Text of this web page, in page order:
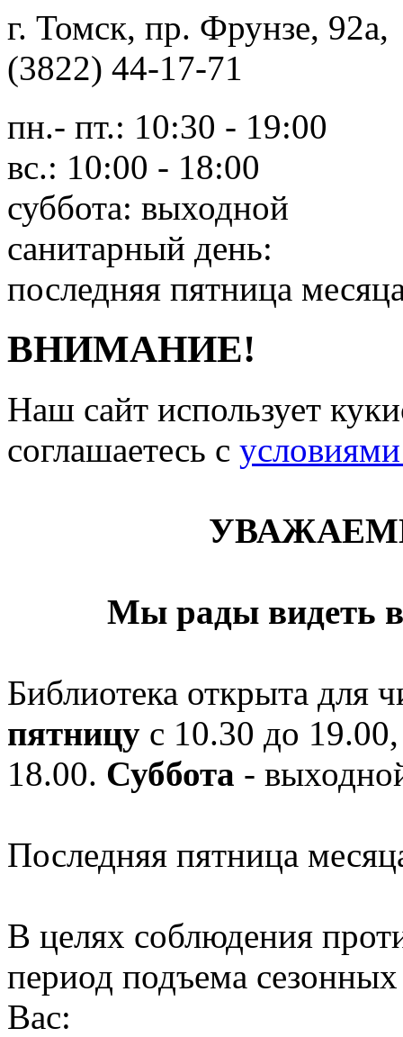
г. Томск, пр. Фрунзе,
(3822) 44-17-71
пн.- пт.: 10:30 - 19:00
вс.: 10:00 - 18:00
суббота: выходной
санитарный день:
последняя пятница
ВНИМАНИЕ!
Наш сайт использует
соглашаетесь c
Мы рады видеть
Библиотека открыта для
пятницу с 10.30 до
18.00. Суббота -
Последняя пятница
В целях соблюдения
период подъема
Вас: